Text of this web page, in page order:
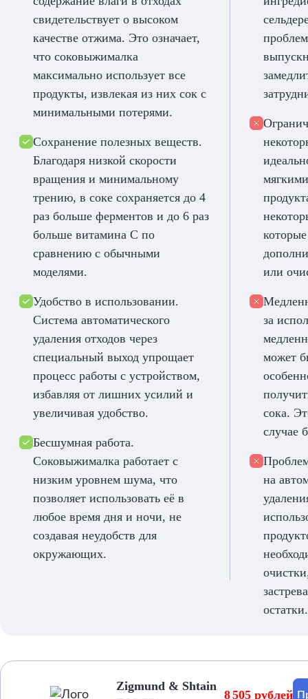
свидетельствует о высоком
качестве отжима. Это означает,
что соковыжималка
максимально использует все
продукты, извлекая из них сок с
минимальными потерями.
Сохранение полезных веществ.
Благодаря низкой скорости
вращения и минимальному
трению, в соке сохраняется до 4
раз больше ферментов и до 6 раз
больше витамина C по
сравнению с обычными
моделями.
Удобство в использовании.
Система автоматического
удаления отходов через
специальный выход упрощает
процесс работы с устройством,
избавляя от лишних усилий и
увеличивая удобство.
Бесшумная работа.
Соковыжималка работает с
низким уровнем шума, что
позволяет использовать её в
любое время дня и ночи, не
создавая неудобств для
окружающих.
или
за
может
сока.
случае
на
остатки.
Zigmund & Shtain
8 505 рублей